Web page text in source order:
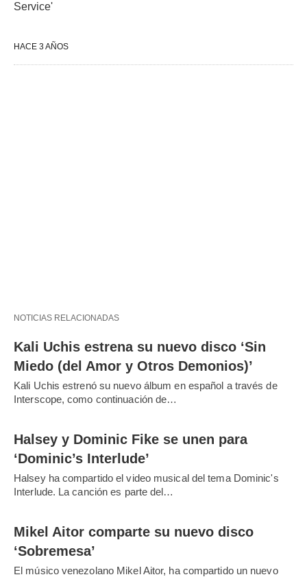
Service'
HACE 3 AÑOS
NOTICIAS RELACIONADAS
Kali Uchis estrena su nuevo disco ‘Sin
Miedo (del Amor y Otros Demonios)’
Kali Uchis estrenó su nuevo álbum en español a través de
Interscope, como continuación de…
Halsey y Dominic Fike se unen para
‘Dominic’s Interlude’
Halsey ha compartido el video musical del tema Dominic's
Interlude. La canción es parte del…
Mikel Aitor comparte su nuevo disco
‘Sobremesa’
El músico venezolano Mikel Aitor, ha compartido un nuevo